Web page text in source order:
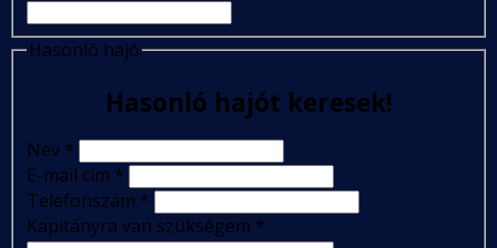
Hasonló hajó
Hasonló hajót keresek!
Név *
E-mail cím *
Telefonszám *
Kapitányra van szükségem *